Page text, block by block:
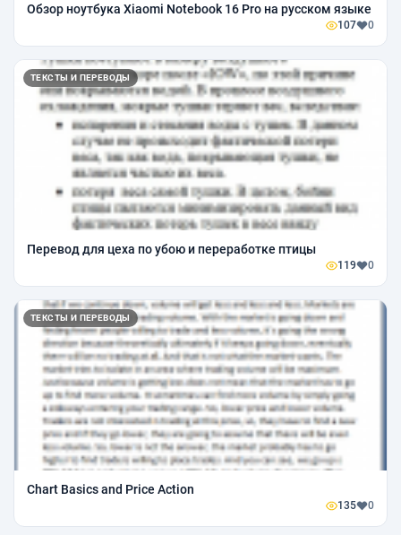
Обзор ноутбука Xiaomi Notebook 16 Pro на русском языке
107 0
ТЕКСТЫ И ПЕРЕВОДЫ
Перевод для цеха по убою и переработке птицы
119 0
ТЕКСТЫ И ПЕРЕВОДЫ
Chart Basics and Price Action
135 0